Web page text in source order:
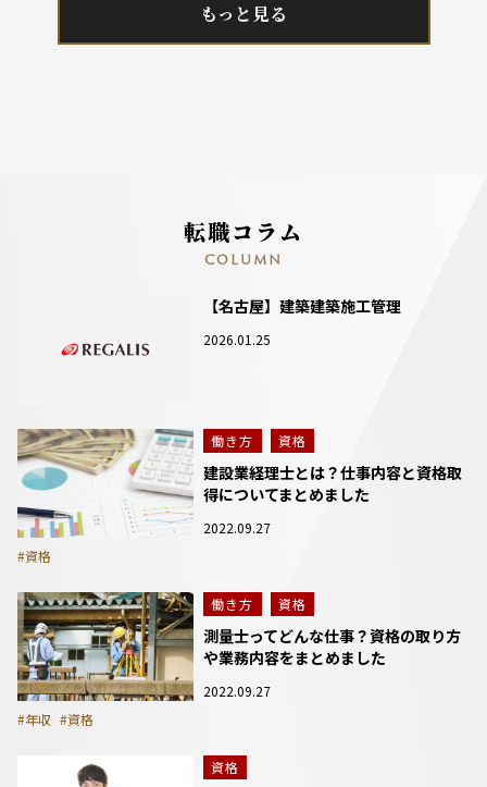
もっと見る
転職コラム
COLUMN
【名古屋】建築建築施工管理
2026.01.25
働き方 資格
建設業経理士とは？仕事内容と資格取
得についてまとめました
2022.09.27
#資格
働き方 資格
測量士ってどんな仕事？資格の取り方
や業務内容をまとめました
2022.09.27
#年収 #資格
資格